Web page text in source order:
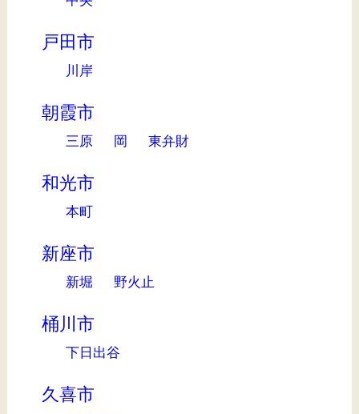
戸田市
川岸
朝霞市
三原 岡 東弁財
和光市
本町
新座市
新堀 野火止
桶川市
下日出谷
久喜市